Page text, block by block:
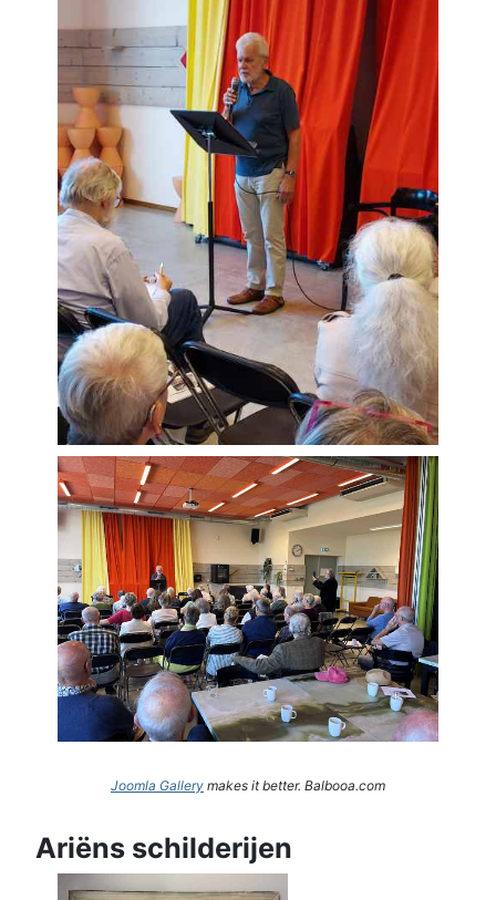
Joomla Gallery makes it better. Balbooa.com
Ariëns schilderijen